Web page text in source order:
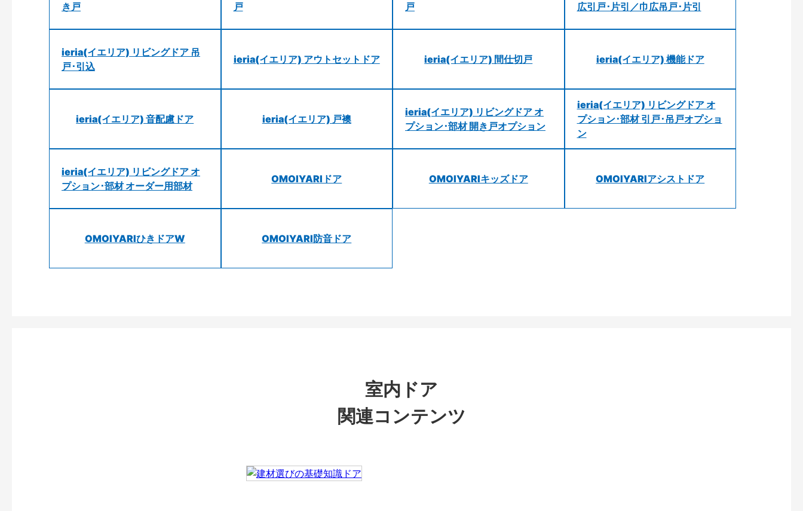
き戸
戸
戸
広引戸･片引／巾広吊戸･片引
ieria(イエリア) リビングドア 吊
戸･引込
ieria(イエリア) アウトセットドア ieria(イエリア) 間仕切戸 ieria(イエリア) 機能ドア
ieria(イエリア) 音配慮ドア ieria(イエリア) 戸襖
ieria(イエリア) リビングドア オ
プション･部材 開き戸オプション
ieria(イエリア) リビングドア オ
プション･部材 引戸･吊戸オプショ
ン
ieria(イエリア) リビングドア オ
プション･部材 オーダー用部材
OMOIYARIドア OMOIYARIキッズドア OMOIYARIアシストドア
OMOIYARIひきドアW OMOIYARI防音ドア
室内ドア
関連コンテンツ